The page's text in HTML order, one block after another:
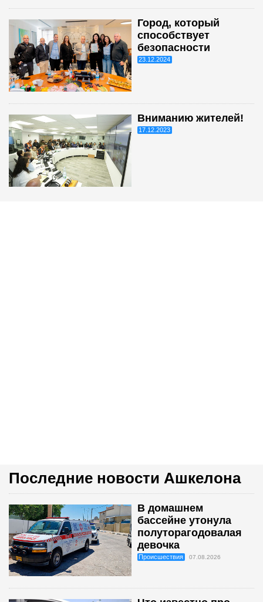
Город, который
способствует
безопасности
23.12.2024
Вниманию жителей!
17.12.2023
Последние новости Ашкелона
В домашнем
бассейне утонула
полуторагодовалая
девочка
Происшествия 07.08.2026